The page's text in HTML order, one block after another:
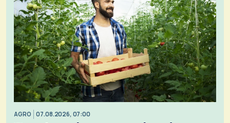
AGRO 07.08.2026, 07:00